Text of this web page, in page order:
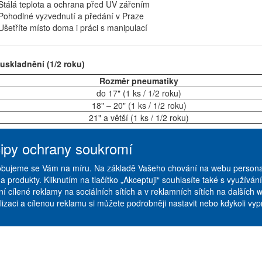
teplota a ochrana před UV zářením
vyzvednutí a předání v Praze
místo doma i práci s manipulací
(1/2 roku)
Rozměr pneumatiky
do 17" (1 ks / 1/2 roku)
18" – 20" (1 ks / 1/2 roku)
21" a větší (1 ks / 1/2 roku)
a platební podmínky|
|Ceník služeb|Galerie
ochrany soukromí
se Vám na míru. Na základě Vašeho chování na webu
produkty. Kliknutím na tlačítko „Akceptuji“ souhlasíte také s
cílené reklamy na sociálních sítích a v reklamních sítích na dalších
a cílenou reklamu si můžete podrobněji nastavit nebo kdykoli